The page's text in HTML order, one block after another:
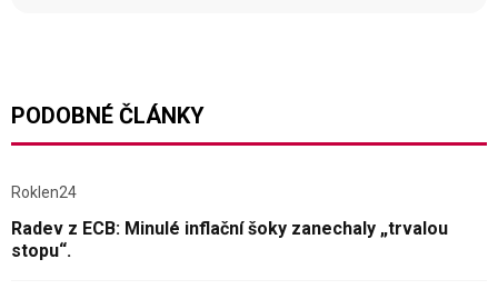
PODOBNÉ ČLÁNKY
Roklen24
Radev z ECB: Minulé inflační šoky zanechaly „trvalou
stopu“.